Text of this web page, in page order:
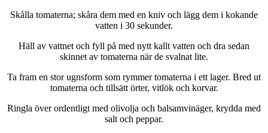
Skålla tomaterna; skåra dem med en kniv och lägg dem i kokande
vatten i 30 sekunder.
Häll av vattnet och fyll på med nytt kallt vatten och dra sedan
skinnet av tomaterna när de svalnat lite.
Ta fram en stor ugnsform som rymmer tomaterna i ett lager. Bred ut
tomaterna och tillsätt örter, vitlök och korvar.
Ringla över ordentligt med olivolja och balsamvinäger, krydda med
salt och peppar.